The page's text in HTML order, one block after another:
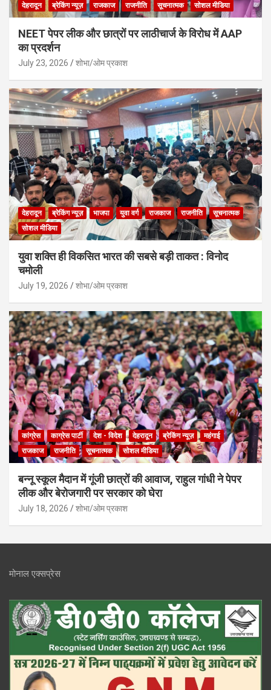
देहरादून ब्रेकिंग न्यूज़ राजकाज राजनीति सूचनात्मक सोशल मीडिया
NEET पेपर लीक और छात्रों पर लाठीचार्ज के विरोध में AAP
का प्रदर्शन
July 23, 2026 शोभा/ओम प्रकाश
देहरादून ब्रेकिंग न्यूज़ भाजपा युवा वर्ग राजकाज राजनीति
सूचनात्मक
सोशल मीडिया
युवा शक्ति ही विकसित भारत की सबसे बड़ी ताकत : विनोद
चमोली
July 19, 2026 शोभा/ओम प्रकाश
कांग्रेस काग्रेस पार्टी देश - विदेश देहरादून ब्रेकिंग न्यूज़
महंगाई
राजकाज
राजनीति सूचनात्मक सोशल मीडिया
बन्नू स्कूल मैदान में गूंजी छात्रों की आवाज, राहुल गांधी ने पेपर
लीक और बेरोजगारी पर सरकार को घेरा
July 18, 2026 शोभा/ओम प्रकाश
मोनाल एक्सप्रेस